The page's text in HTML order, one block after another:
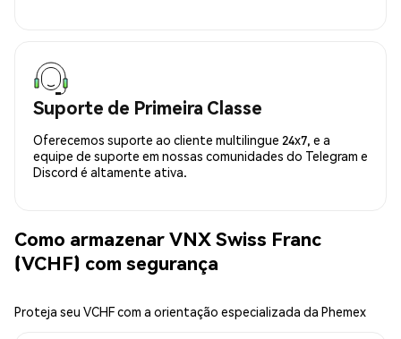
Suporte de Primeira Classe
Oferecemos suporte ao cliente multilingue 24x7, e a
equipe de suporte em nossas comunidades do Telegram e
Discord é altamente ativa.
Como armazenar VNX Swiss Franc
(VCHF) com segurança
Proteja seu VCHF com a orientação especializada da Phemex